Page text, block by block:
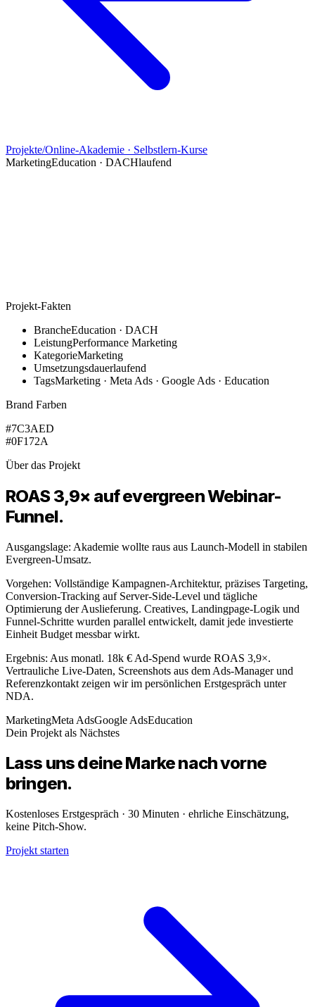
Projekte/Online-Akademie · Selbstlern-Kurse
MarketingEducation · DACHlaufend
Projekt-Fakten
BrancheEducation · DACH
LeistungPerformance Marketing
KategorieMarketing
Umsetzungsdauerlaufend
TagsMarketing · Meta Ads · Google Ads · Education
Brand Farben
#7C3AED
#0F172A
Über das Projekt
ROAS 3,9× auf evergreen Webinar-
Funnel.
Ausgangslage: Akademie wollte raus aus Launch-Modell in stabilen
Evergreen-Umsatz.
Vorgehen: Vollständige Kampagnen-Architektur, präzises Targeting,
Conversion-Tracking auf Server-Side-Level und tägliche
Optimierung der Auslieferung. Creatives, Landingpage-Logik und
Funnel-Schritte wurden parallel entwickelt, damit jede investierte
Einheit Budget messbar wirkt.
Ergebnis: Aus monatl. 18k € Ad-Spend wurde ROAS 3,9×.
Vertrauliche Live-Daten, Screenshots aus dem Ads-Manager und
Referenzkontakt zeigen wir im persönlichen Erstgespräch unter
NDA.
MarketingMeta AdsGoogle AdsEducation
Dein Projekt als Nächstes
Lass uns deineMarkenach vorne
bringen.
Kostenloses Erstgespräch · 30 Minuten · ehrliche Einschätzung,
keine Pitch-Show.
Projekt starten